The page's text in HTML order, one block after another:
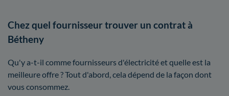
Chez quel fournisseur trouver un contrat à
Bétheny
Qu'y a-t-il comme fournisseurs d'électricité et quelle est la
meilleure offre ? Tout d'abord, cela dépend de la façon dont
vous consommez.